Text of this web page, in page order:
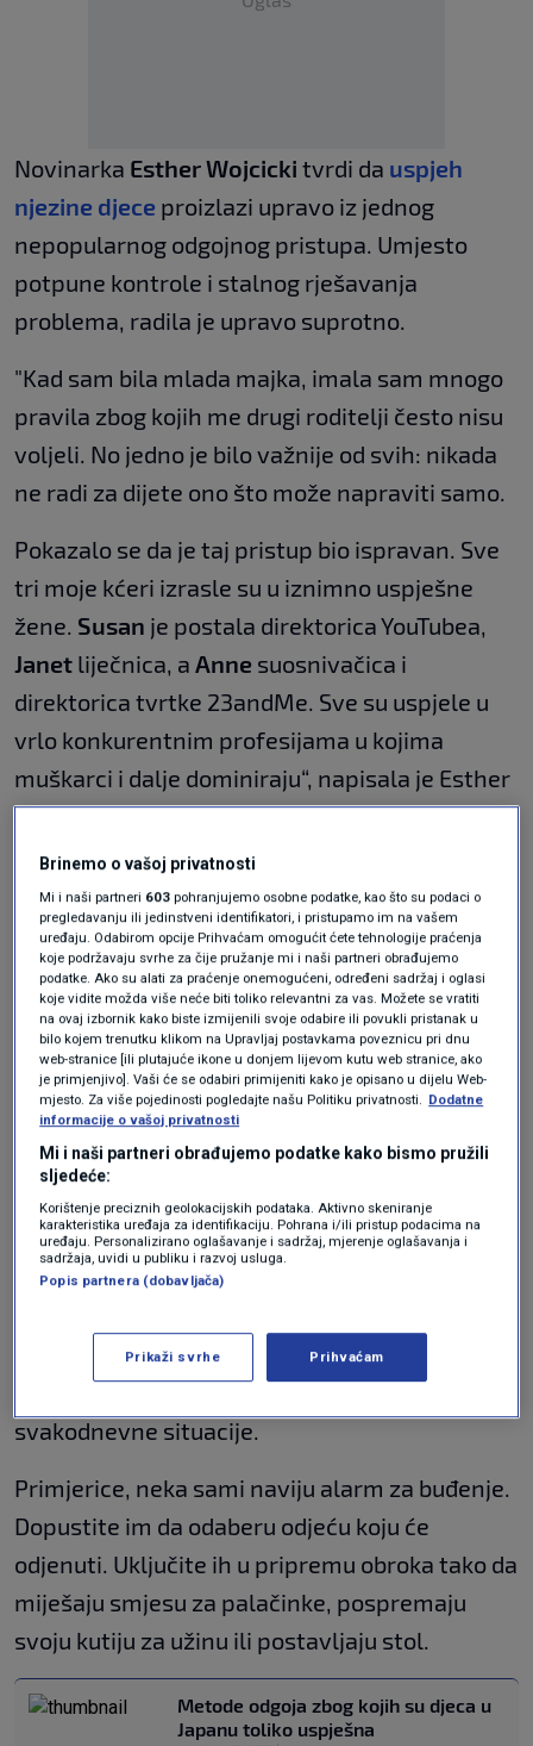
Novinarka Esther Wojcicki tvrdi da uspjeh
njezine djece proizlazi upravo iz jednog
nepopularnog odgojnog pristupa. Umjesto
potpune kontrole i stalnog rješavanja
problema, radila je upravo suprotno.
"Kad sam bila mlada majka, imala sam mnogo
pravila zbog kojih me drugi roditelji često nisu
voljeli. No jedno je bilo važnije od svih: nikada
ne radi za dijete ono što može napraviti samo.
Pokazalo se da je taj pristup bio ispravan. Sve
tri moje kćeri izrasle su u iznimno uspješne
žene. Susan je postala direktorica YouTubea,
Janet liječnica, a Anne suosnivačica i
direktorica tvrtke 23andMe. Sve su uspjele u
vrlo konkurentnim profesijama u kojima
muškarci i dalje dominiraju“, napisala je Esther
u kolumni za MakeIt.
"Roditelji moraju prestati
držati djecu pod
staklenim zvonom"
Što više vjerujete svojoj djeci i dopuštate im da
samostalno obavljaju stvari, to će biti sigurnija
u sebe i spremnija za život. Naravno, to ne
znači da ih treba odmah prepustiti svemu
same. Ključ je u postupnom učenju kroz
vođenu praksu.
Princip je jednostavan: „Prvo pokažem ja,
zatim radimo zajedno, a onda radiš sam.“
Takav pristup može se primijeniti na brojne
svakodnevne situacije.
Primjerice, neka sami naviju alarm za buđenje.
Dopustite im da odaberu odjeću koju će
odjenuti. Uključite ih u pripremu obroka tako da
miješaju smjesu za palačinke, pospremaju
svoju kutiju za užinu ili postavljaju stol.
Metode odgoja zbog kojih su djeca u
Japanu toliko uspješna
Brinemo o vašoj privatnosti
Mi i naši partneri 603 pohranjujemo osobne podatke, kao što su podaci o
pregledavanju ili jedinstveni identifikatori, i pristupamo im na vašem
uređaju. Odabirom opcije Prihvaćam omogućit ćete tehnologije praćenja
koje podržavaju svrhe za čije pružanje mi i naši partneri obrađujemo
podatke. Ako su alati za praćenje onemogućeni, određeni sadržaj i oglasi
koje vidite možda više neće biti toliko relevantni za vas. Možete se vratiti
na ovaj izbornik kako biste izmijenili svoje odabire ili povukli pristanak u
bilo kojem trenutku klikom na Upravljaj postavkama poveznicu pri dnu
web-stranice [ili plutajuće ikone u donjem lijevom kutu web stranice, ako
je primjenjivo]. Vaši će se odabiri primijeniti kako je opisano u dijelu Web-
mjesto. Za više pojedinosti pogledajte našu Politiku privatnosti. Dodatne
informacije o vašoj privatnosti
Mi i naši partneri obrađujemo podatke kako bismo pružili
sljedeće:
Korištenje preciznih geolokacijskih podataka. Aktivno skeniranje
karakteristika uređaja za identifikaciju. Pohrana i/ili pristup podacima na
uređaju. Personalizirano oglašavanje i sadržaj, mjerenje oglašavanja i
sadržaja, uvidi u publiku i razvoj usluga.
Popis partnera (dobavljača)
Prikaži svrhe Prihvaćam